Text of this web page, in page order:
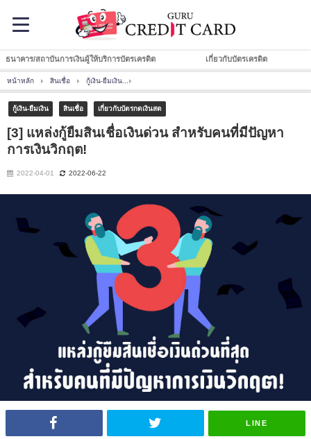
ธนาคาร/สถาบันการเงินผู้ให้บริการบัตรเครดิต เกี่ยวกับบัตรเครดิต
หน้าหลัก สินเชื่อ กู้เงิน-ยืมเงิน
กู้เงิน-ยืมเงิน สินเชื่อ เกี่ยวกับบัตรกดเงินสด
[3] แหล่งกู้ยืมสินเชื่อเงินด่วน สำหรับคนที่มีปัญหา
การเงินวิกฤต!
2022-04-01 2022-06-22
LINE